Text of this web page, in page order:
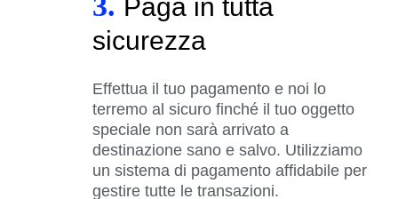
Paga in tutta
sicurezza
Effettua il tuo pagamento e noi lo
terremo al sicuro finché il tuo oggetto
speciale non sarà arrivato a
destinazione sano e salvo. Utilizziamo
un sistema di pagamento affidabile per
gestire tutte le transazioni.